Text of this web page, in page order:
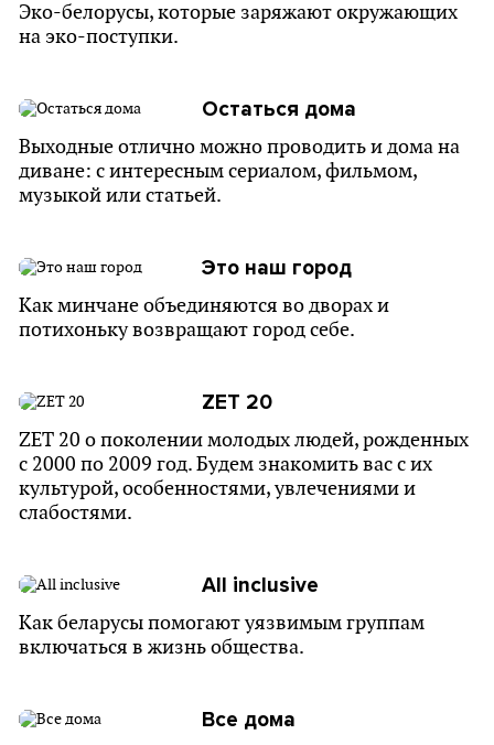
Эко-белорусы, которые заряжают окружающих
на эко-поступки.
Остаться дома
Выходные отлично можно проводить и дома на
диване: с интересным сериалом, фильмом,
музыкой или статьей.
Это наш город
Как минчане объединяются во дворах и
потихоньку возвращают город себе.
ZET 20
ZET 20 о поколении молодых людей, рожденных
с 2000 по 2009 год. Будем знакомить вас с их
культурой, особенностями, увлечениями и
слабостями.
All inclusive
Как беларусы помогают уязвимым группам
включаться в жизнь общества.
Все дома